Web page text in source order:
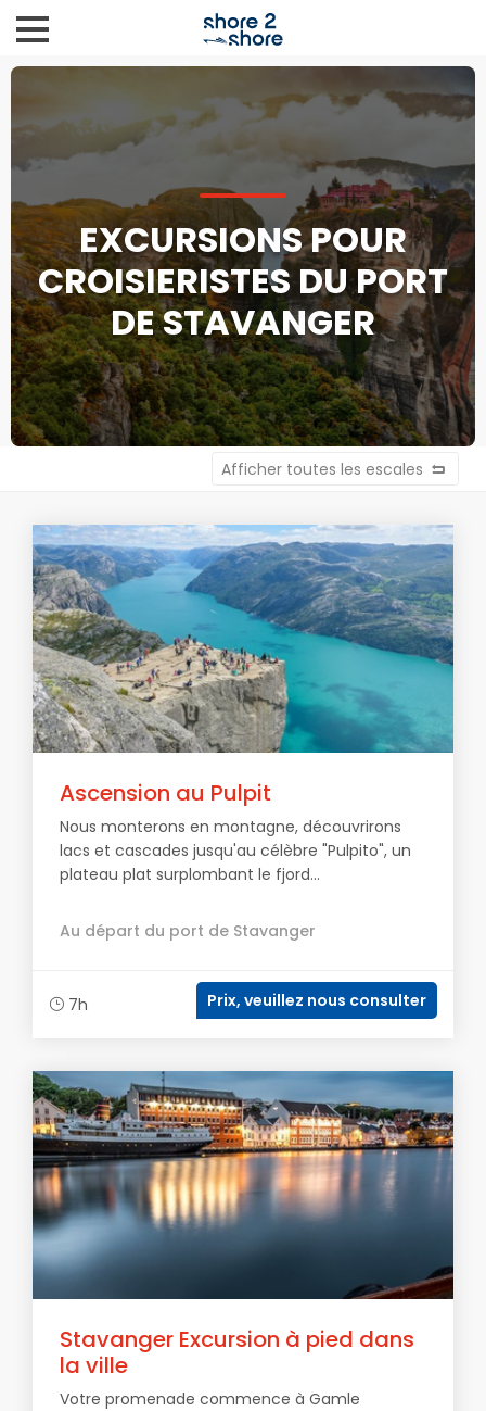
EXCURSIONS POUR
CROISIERISTES DU PORT
DE STAVANGER
Afficher toutes les escales
Ascension au Pulpit
Nous monterons en montagne, découvrirons
lacs et cascades jusqu'au célèbre "Pulpito", un
plateau plat surplombant le fjord...
Au départ du port de Stavanger
7h Prix, veuillez nous consulter
Stavanger Excursion à pied dans
la ville
Votre promenade commence à Gamle